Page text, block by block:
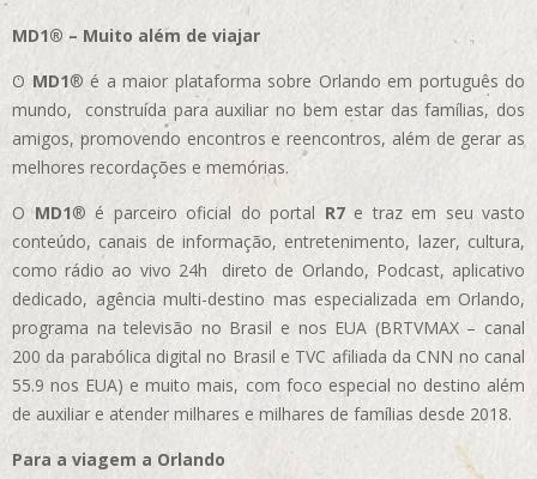
MD1® – Muito além de viajar
O MD1® é a maior plataforma sobre Orlando em português do
mundo, construída para auxiliar no bem estar das famílias, dos
amigos, promovendo encontros e reencontros, além de gerar as
melhores recordações e memórias.
OMD1® é parceiro oficial do portal R7e traz em seu vasto
conteúdo, canais de informação, entretenimento, lazer, cultura,
como rádio ao vivo 24h direto de Orlando, Podcast, aplicativo
dedicado, agência multi-destino mas especializada em Orlando,
programa na televisão no Brasil e nos EUA (BRTVMAX – canal
200 da parabólica digital no Brasil e TVC afiliada da CNN no canal
55.9 nos EUA) e muito mais, com foco especial no destino além
de auxiliar e atender milhares e milhares de famílias desde 2018.
Para a viagem a Orlando